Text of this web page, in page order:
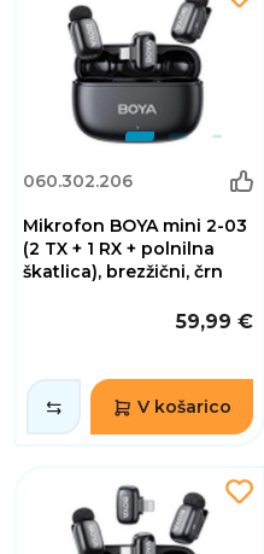
060.302.206
Mikrofon BOYA mini 2-03
(2 TX + 1 RX + polnilna
škatlica), brezžični, črn
59,99 €
V košarico